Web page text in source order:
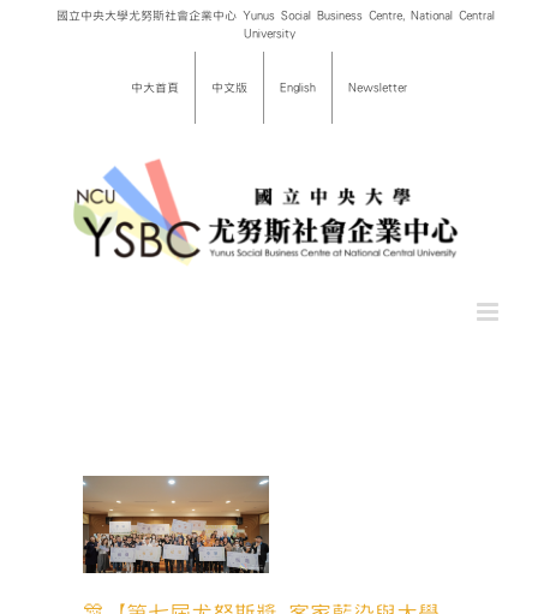
國立中央大學尤努斯社會企業中心 Yunus Social Business Centre, National Central
University
中大首頁 中文版 English Newsletter